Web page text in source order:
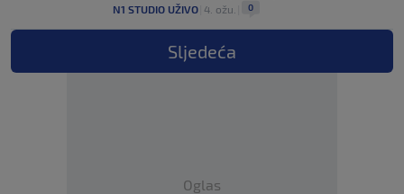
N1 STUDIO UŽIVO 4. ožu. 0
Sljedeća
Oglas